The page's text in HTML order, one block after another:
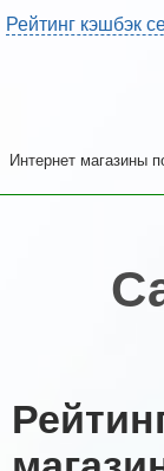
Рейтинг кэшбэк
Интернет магазины